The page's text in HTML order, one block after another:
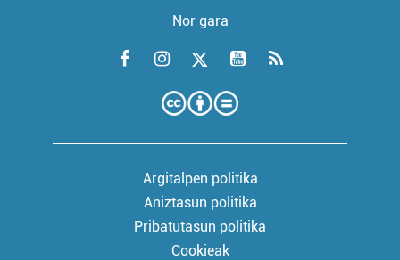
Nor gara
Argitalpen politika
Aniztasun politika
Pribatutasun politika
Cookieak